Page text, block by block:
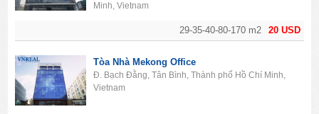
20 USD
29-35-40-80-170 m2
Minh, Vietnam
Tòa Nhà Mekong Office
Đ. Bạch Đằng, Tân Bình, Thành phố Hồ Chí Minh,
Vietnam